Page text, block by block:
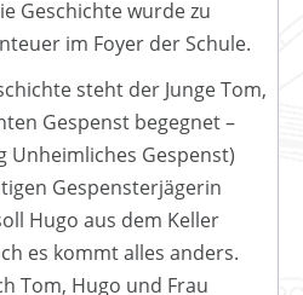
Geschichte wurde zu
im Foyer der Schule.
steht der Junge Tom,
Gespenst begegnet –
Unheimliches Gespenst)
Gespensterjägerin
Hugo aus dem Keller
es kommt alles anders.
Tom, Hugo und Frau